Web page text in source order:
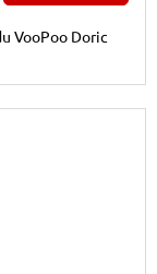
VooPoo Doric